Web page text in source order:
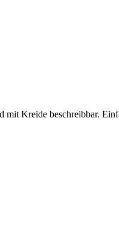
Kreide beschreibbar.